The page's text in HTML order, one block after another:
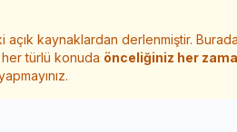
açık kaynaklardan derlenmiştir.
türlü konuda önceliğiniz her